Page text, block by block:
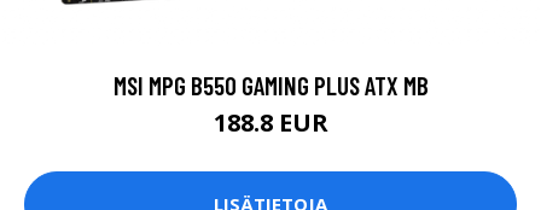
MSI MPG B550 GAMING PLUS ATX MB
188.8 EUR
LISÄTIETOJA